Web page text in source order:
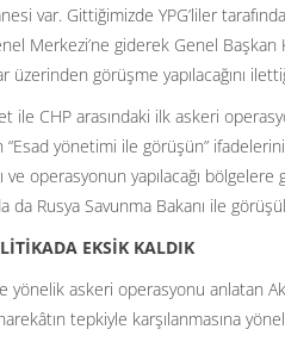
var. Gittiğimizde YPG’liler
Merkezi’ne giderek Genel Başkan
üzerinden görüşme yapılacağını
ile CHP arasındaki ilk askeri
“Esad yönetimi ile görüşün”
ve operasyonun yapılacağı
da Rusya Savunma Bakanı ile
EKSİK KALDIK
yönelik askeri operasyonu anlatan
tepkiyle karşılanmasına